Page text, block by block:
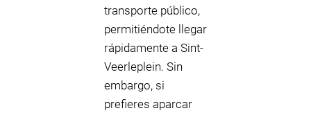
transporte público,
permitiéndote llegar
rápidamente a Sint-
Veerleplein. Sin
embargo, si
prefieres aparcar